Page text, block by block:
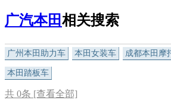
广汽本田相关搜索
广州本田助力车 本田女装车 成都本田摩
本田踏板车
共 0条 [查看全部]